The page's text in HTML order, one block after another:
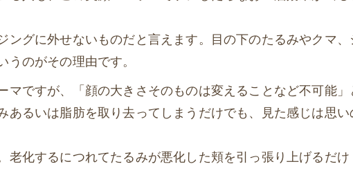
ングに外せないものだと言えます。目の下のたるみやクマ、
のがその理由です。
マですが、「顔の大きさそのものは変えることなど不可能」
あるいは脂肪を取り去ってしまうだけでも、見た感じは思い
老化するにつれてたるみが悪化した頬を引っ張り上げるだけ